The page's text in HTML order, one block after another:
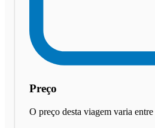
Preço
O preço desta viagem varia entre